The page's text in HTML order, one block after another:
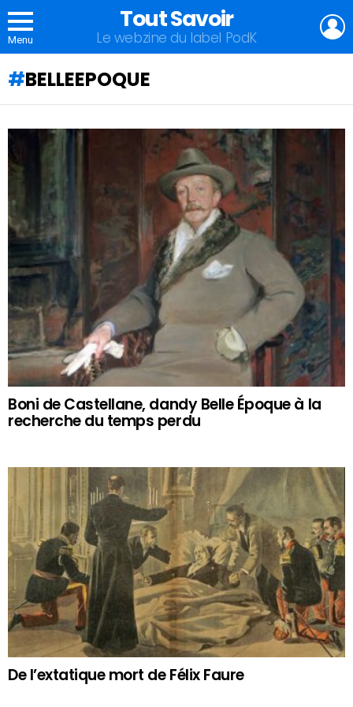
Menu
Tout Savoir
Le webzine du label PodK
BELLEEPOQUE
QU'ALLEZ-
VOUS
APPRENDRE
AUJOURD'HUI
?
Boni de Castellane, dandy Belle Époque à la
recherche du temps perdu
De l’extatique mort de Félix Faure